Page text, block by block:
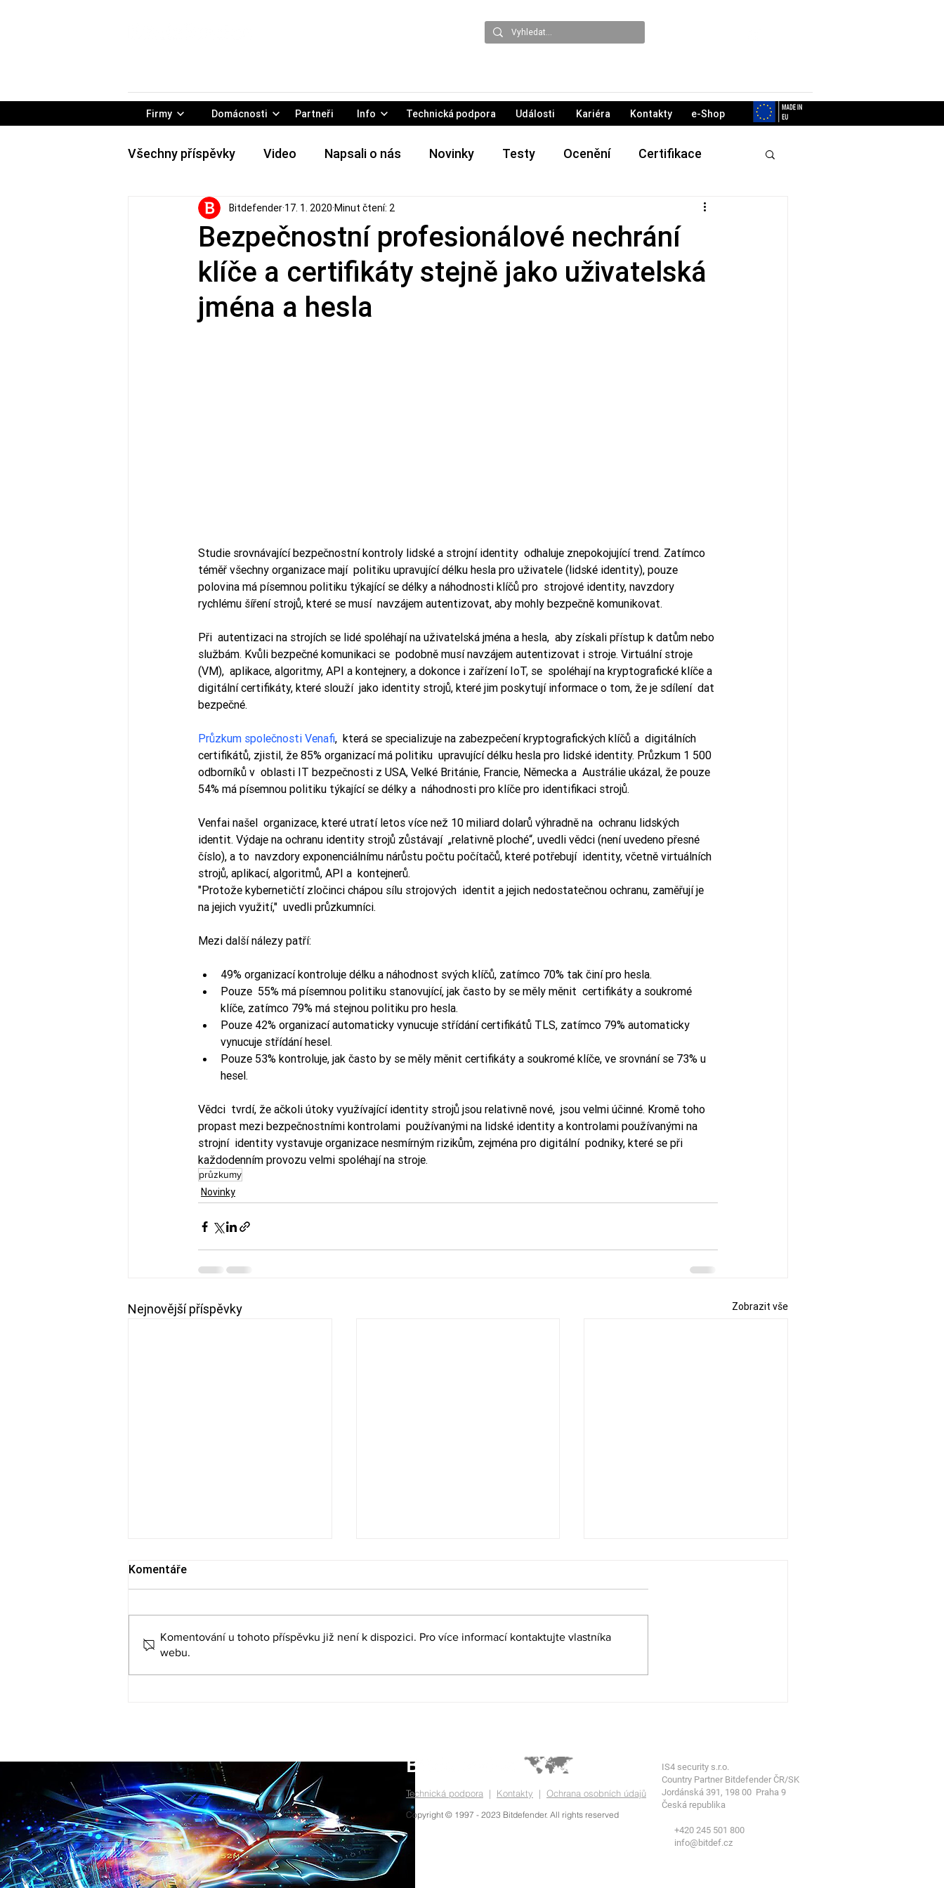
Firmy Domácnosti Partneři Info Technická podpora Události Kariéra Kontakty e-Shop
Všechny příspěvky Video Napsali o nás Novinky Testy Ocenění Certifikace
Rady & Tipy Konference & Eventy
Bezpečnostní profesionálové nechrání
klíče a certifikáty stejně jako uživatelská
jména a hesla
Bitdefender 17. 1. 2020 Minut čtení: 2
Studie srovnávající bezpečnostní kontroly lidské a strojní identity  odhaluje znepokojující trend. Zatímco
téměř všechny organizace mají  politiku upravující délku hesla pro uživatele (lidské identity), pouze
polovina má písemnou politiku týkající se délky a náhodnosti klíčů pro  strojové identity, navzdory
rychlému šíření strojů, které se musí  navzájem autentizovat, aby mohly bezpečně komunikovat.
Při  autentizaci na strojích se lidé spoléhají na uživatelská jména a hesla,  aby získali přístup k datům nebo
službám. Kvůli bezpečné komunikaci se  podobně musí navzájem autentizovat i stroje. Virtuální stroje
(VM),  aplikace, algoritmy, API a kontejnery, a dokonce i zařízení IoT, se  spoléhají na kryptografické klíče a
digitální certifikáty, které slouží  jako identity strojů, které jim poskytují informace o tom, že je sdílení  dat
bezpečné.
Průzkum společnosti Venafi,  která se specializuje na zabezpečení kryptografických klíčů a  digitálních
certifikátů, zjistil, že 85% organizací má politiku  upravující délku hesla pro lidské identity. Průzkum 1 500
odborníků v  oblasti IT bezpečnosti z USA, Velké Británie, Francie, Německa a  Austrálie ukázal, že pouze
54% má písemnou politiku týkající se délky a  náhodnosti pro klíče pro identifikaci strojů.
Venfai našel  organizace, které utratí letos více než 10 miliard dolarů výhradně na  ochranu lidských
identit. Výdaje na ochranu identity strojů zůstávají  „relativně ploché“, uvedli vědci (není uvedeno přesné
číslo), a to  navzdory exponenciálnímu nárůstu počtu počítačů, které potřebují  identity, včetně virtuálních
strojů, aplikací, algoritmů, API a  kontejnerů.
"Protože kybernetičtí zločinci chápou sílu strojových  identit a jejich nedostatečnou ochranu, zaměřují je
na jejich využití,"  uvedli průzkumníci.
Mezi další nálezy patří:
49% organizací kontroluje délku a náhodnost svých klíčů, zatímco 70% tak činí pro hesla.
Pouze  55% má písemnou politiku stanovující, jak často by se měly měnit  certifikáty a soukromé
klíče, zatímco 79% má stejnou politiku pro hesla.
Pouze 42% organizací automaticky vynucuje střídání certifikátů TLS, zatímco 79% automaticky
vynucuje střídání hesel.
Pouze 53% kontroluje, jak často by se měly měnit certifikáty a soukromé klíče, ve srovnání se 73% u
hesel.
Vědci  tvrdí, že ačkoli útoky využívající identity strojů jsou relativně nové,  jsou velmi účinné. Kromě toho
propast mezi bezpečnostními kontrolami  používanými na lidské identity a kontrolami používanými na
strojní  identity vystavuje organizace nesmírným rizikům, zejména pro digitální  podniky, které se při
každodenním provozu velmi spoléhají na stroje.
průzkumy
Novinky
Nejnovější příspěvky Zobrazit vše
Představujeme řešení PHASR
Agenda kybernetické
IDC Market Note: Prudký
Komentáře
Komentování u tohoto příspěvku již není k dispozici. Pro více informací kontaktujte vlastníka
webu.
Technická podpora | Kontakty | Ochrana osobních údajů
Copyright © 1997 - 2023 Bitdefender. All rights reserved
IS4 security s.r.o.
Country Partner Bitdefender ČR/SK
Jordánská 391, 198 00 Praha 9
Česká republika
+420 245 501 800
info@bitdef.cz